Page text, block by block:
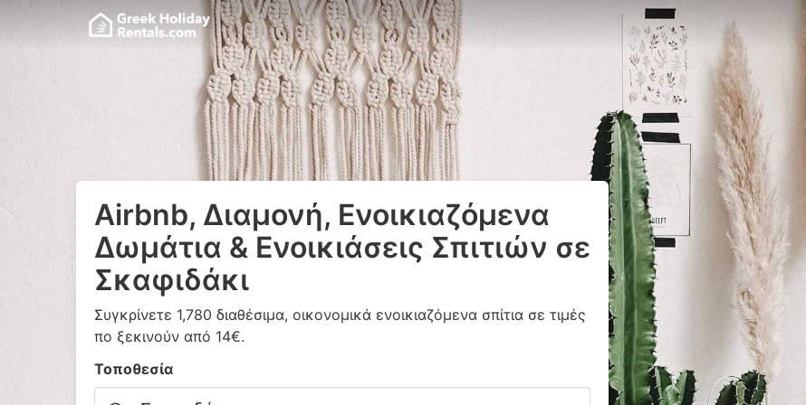
Airbnb, Διαμονή, Ενοικιαζόμενα
Δωμάτια & Ενοικιάσεις Σπιτιών σε
Σκαφιδάκι
Συγκρίνετε 1,780 διαθέσιμα, οικονομικά ενοικιαζόμενα σπίτια σε τιμές
πο ξεκινούν από 14€.
Τοποθεσία